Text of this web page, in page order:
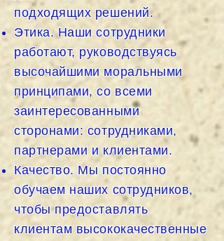
подходящих решений.
Этика. Наши сотрудники
работают, руководствуясь
высочайшими моральными
принципами, со всеми
заинтересованными
сторонами: сотрудниками,
партнерами и клиентами.
Качество. Мы постоянно
обучаем наших сотрудников,
чтобы предоставлять
клиентам высококачественные